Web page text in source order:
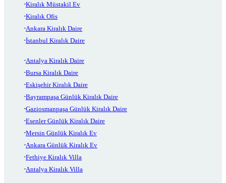
Kiralık Müstakil Ev
Kiralık Ofis
Ankara Kiralık Daire
İstanbul Kiralık Daire
Antalya Kiralık Daire
Bursa Kiralık Daire
Eskişehir Kiralık Daire
Bayrampaşa Günlük Kiralık Daire
Gaziosmanpaşa Günlük Kiralık Daire
Esenler Günlük Kiralık Daire
Mersin Günlük Kiralık Ev
Ankara Günlük Kiralık Ev
Fethiye Kiralık Villa
Antalya Kiralık Villa